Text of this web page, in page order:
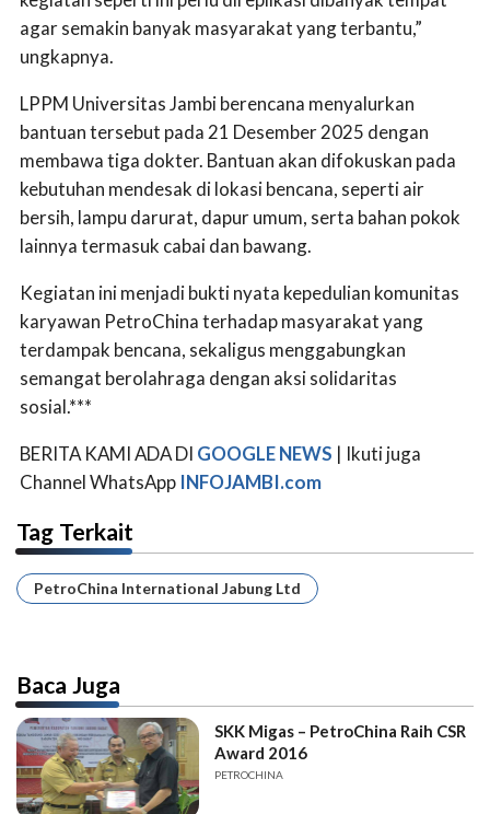
agar semakin banyak masyarakat yang terbantu,”
ungkapnya.
LPPM Universitas Jambi berencana menyalurkan
bantuan tersebut pada 21 Desember 2025 dengan
membawa tiga dokter. Bantuan akan difokuskan pada
kebutuhan mendesak di lokasi bencana, seperti air
bersih, lampu darurat, dapur umum, serta bahan pokok
lainnya termasuk cabai dan bawang.
Kegiatan ini menjadi bukti nyata kepedulian komunitas
karyawan PetroChina terhadap masyarakat yang
terdampak bencana, sekaligus menggabungkan
semangat berolahraga dengan aksi solidaritas
sosial.***
BERITA KAMI ADA DI GOOGLE NEWS | Ikuti juga
Channel WhatsApp INFOJAMBI.com
Tag Terkait
PetroChina International Jabung Ltd
Baca Juga
SKK Migas – PetroChina Raih CSR
Award 2016
PETROCHINA